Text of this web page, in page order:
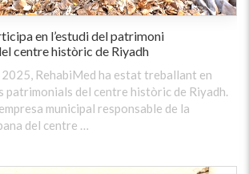
en l’estudi del patrimoni
centre històric de Riyadh
2025, RehabiMed ha estat treballant en
patrimonials del centre històric de Riyadh.
municipal responsable de la
del centre …